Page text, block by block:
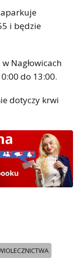
i będzie
Nagłowicach
do 13:00.
dotyczy krwi